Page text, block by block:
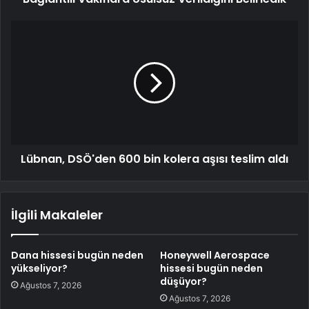
Lübnan, DSÖ'den 600 bin kolera aşısı teslim aldı
İlgili Makaleler
Dana hissesi bugün neden
yükseliyor?
Ağustos 7, 2026
Honeywell Aerospace
hissesi bugün neden
düşüyor?
Ağustos 7, 2026